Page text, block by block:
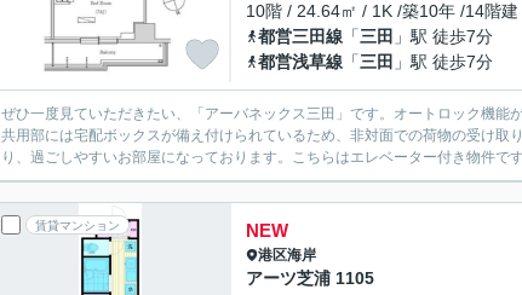
10階 / 24.64㎡ / 1K /築10年 /14階建
都営三田線 「三田 」駅 徒歩7分
都営浅草線 「三田 」駅 徒歩7分
ぜひ一度見ていただきたい、「アーバネックス三田」です。オートロック機能
共用部には宅配ボックスが備え付けられているため、非対面での荷物の受け
り、過ごしやすいお部屋になっております。こちらはエレベーター付き物件で
賃貸マンション NEW
港区海岸
アーツ芝浦 1105